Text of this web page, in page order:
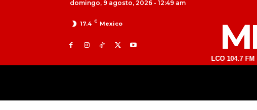
domingo, 9 agosto, 2026 - 12:49 am
17.4 C Mexico
TOLUCA 98.9 FM | ATLACOMULCO 104.7 FM |